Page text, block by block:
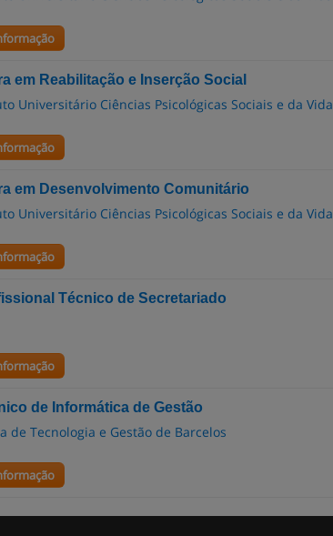
em Reabilitação e Inserção Social
Universitário Ciências Psicológicas Sociais e da Vida
em Desenvolvimento Comunitário
Universitário Ciências Psicológicas Sociais e da Vida
Técnico de Secretariado
de Informática de Gestão
de Tecnologia e Gestão de Barcelos